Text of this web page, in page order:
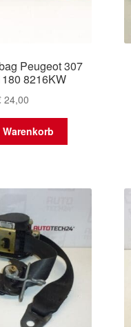
Peugeot 307
8216KW
24,00